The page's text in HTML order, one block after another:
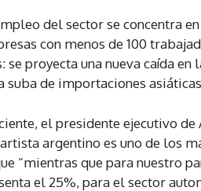
del sector se concentra
con menos de 100
se proyecta una nueva caída
suba de importaciones
el presidente ejecutivo de
argentino es uno de los
“mientras que para nuestro
el 25%, para el sector